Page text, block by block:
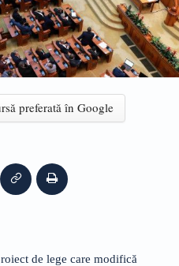
preferată în Google
de lege care modifică